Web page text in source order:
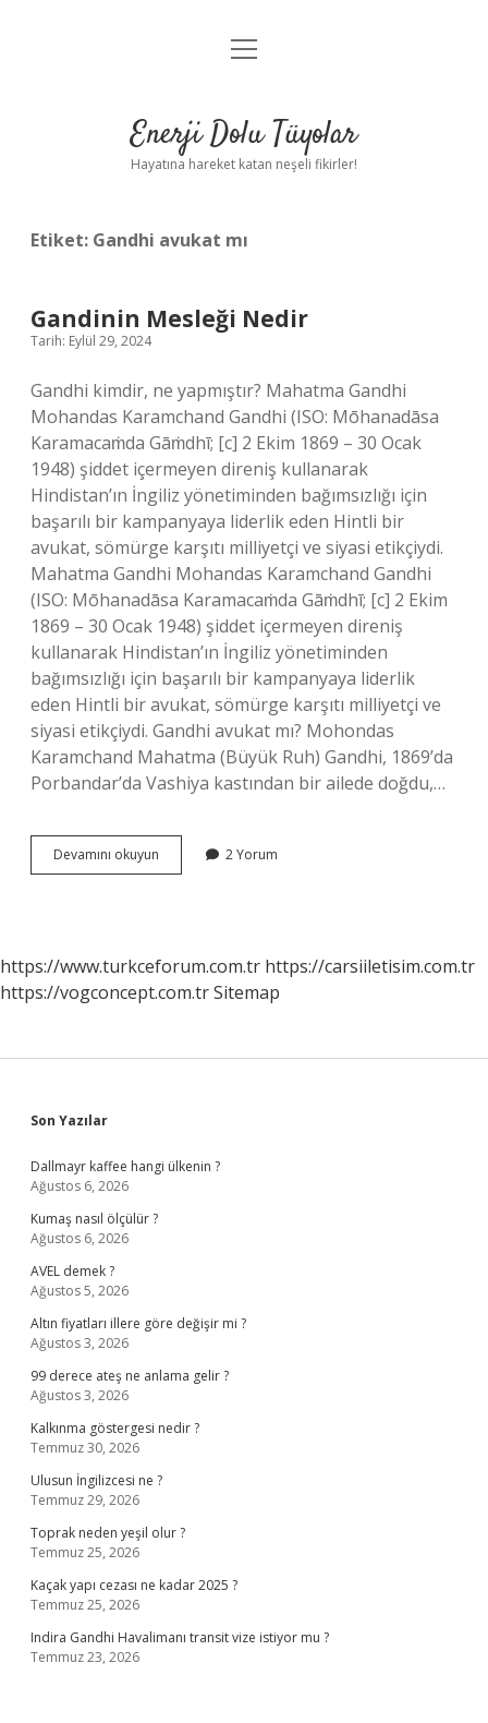
Anasayfa
Yasal Uyarı
menüyü
Enerji Dolu Tüyolar
Hayatına hareket katan neşeli fikirler!
Etiket: Gandhi avukat mı
Gandinin Mesleği Nedir
Tarih: Eylül 29, 2024
Gandhi kimdir, ne yapmıştır? Mahatma Gandhi
Mohandas Karamchand Gandhi (ISO: Mōhanadāsa
Karamacaṁda Gāṁdhī; [c] 2 Ekim 1869 – 30 Ocak
1948) şiddet içermeyen direniş kullanarak
Hindistan’ın İngiliz yönetiminden bağımsızlığı için
başarılı bir kampanyaya liderlik eden Hintli bir
avukat, sömürge karşıtı milliyetçi ve siyasi etikçiydi.
Mahatma Gandhi Mohandas Karamchand Gandhi
(ISO: Mōhanadāsa Karamacaṁda Gāṁdhī; [c] 2 Ekim
1869 – 30 Ocak 1948) şiddet içermeyen direniş
kullanarak Hindistan’ın İngiliz yönetiminden
bağımsızlığı için başarılı bir kampanyaya liderlik
eden Hintli bir avukat, sömürge karşıtı milliyetçi ve
siyasi etikçiydi. Gandhi avukat mı? Mohondas
Karamchand Mahatma (Büyük Ruh) Gandhi, 1869’da
Porbandar’da Vashiya kastından bir ailede doğdu,…
Devamını okuyun Gandinin
Mesleği
2 Yorum
https://www.turkceforum.com.tr https://carsiiletisim.com.tr
https://vogconcept.com.trSitemap
Sidebar
Son Yazılar
Dallmayr kaffee hangi ülkenin ?
Ağustos 6, 2026
Kumaş nasıl ölçülür ?
Ağustos 6, 2026
AVEL demek ?
Ağustos 5, 2026
Altın fiyatları illere göre değişir mi ?
Ağustos 3, 2026
99 derece ateş ne anlama gelir ?
Ağustos 3, 2026
Kalkınma göstergesi nedir ?
Temmuz 30, 2026
Ulusun İngilizcesi ne ?
Temmuz 29, 2026
Toprak neden yeşil olur ?
Temmuz 25, 2026
Kaçak yapı cezası ne kadar 2025 ?
Temmuz 25, 2026
Indira Gandhi Havalimanı transit vize istiyor mu ?
Temmuz 23, 2026